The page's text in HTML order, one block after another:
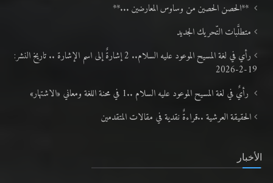
**الحصن الحصين من وساوس المعارضين ...**
متطلَّبات التّحريك الجديد
رأي في لغة المسيح الموعود عليه السلام.. 2 إشارةٌ إلى اسم الإشارة .. تاريخ النشر:
19-2-2026
رأيٌ في لغة المسيح الموعود عليه السلام ..1 في محنة اللغة ومعاني «الاشتهار»
الحقيقة العرشية ..قراءةٌ نقدية في مقالات المتقدمين
الأخبار